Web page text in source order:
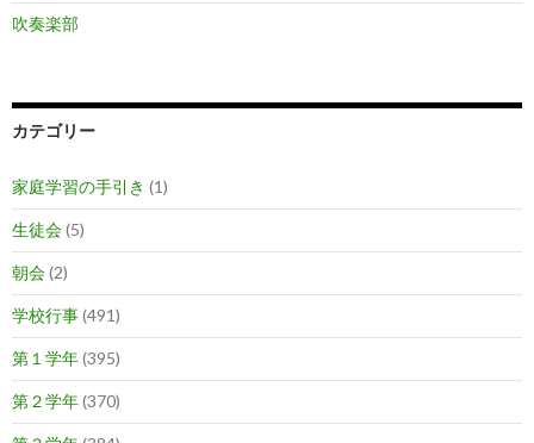
吹奏楽部
カテゴリー
家庭学習の手引き (1)
生徒会(5)
朝会(2)
学校行事(491)
第１学年(395)
第２学年(370)